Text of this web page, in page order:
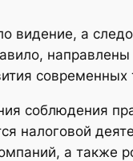
видение, а
соблюдения
налоговой
а также